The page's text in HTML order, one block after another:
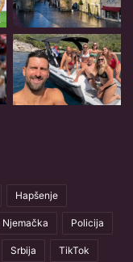
Hapšenje
Njemačka Policija
Srbija TikTok